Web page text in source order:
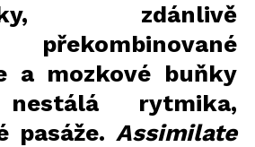
zdánlivě
a mozkové buňky
rytmika,
pasáže. Assimilate